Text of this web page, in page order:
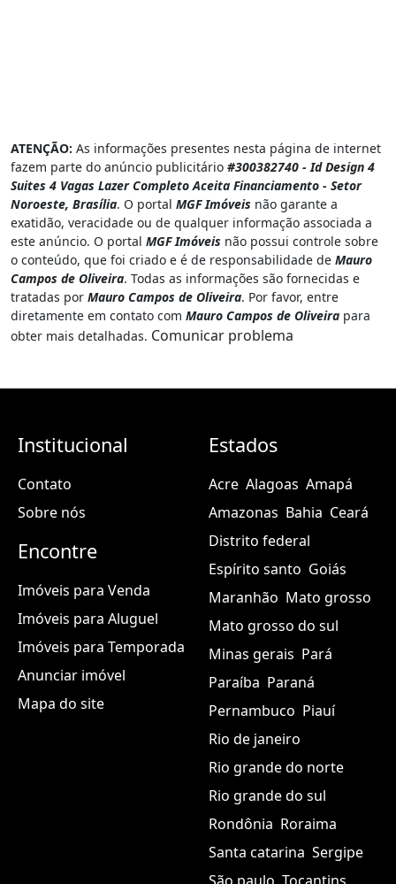
ATENÇÃO: As informações presentes nesta página de internet
fazem parte do anúncio publicitário #300382740 - Id Design 4
Suites 4 Vagas Lazer Completo Aceita Financiamento - Setor
Noroeste, Brasília. O portal MGF Imóveis não garante a
exatidão, veracidade ou de qualquer informação associada a
este anúncio. O portal MGF Imóveis não possui controle sobre
o conteúdo, que foi criado e é de responsabilidade de Mauro
Campos de Oliveira. Todas as informações são fornecidas e
tratadas por Mauro Campos de Oliveira. Por favor, entre
diretamente em contato com Mauro Campos de Oliveira para
obter mais detalhadas. Comunicar problema
Institucional
Contato
Sobre nós
Encontre
Imóveis para Venda
Imóveis para Aluguel
Imóveis para Temporada
Anunciar imóvel
Mapa do site
Estados
Acre Alagoas Amapá
Amazonas Bahia Ceará
Distrito federal
Espírito santo Goiás
Maranhão Mato grosso
Mato grosso do sul
Minas gerais Pará
Paraíba Paraná
Pernambuco Piauí
Rio de janeiro
Rio grande do norte
Rio grande do sul
Rondônia Roraima
Santa catarina Sergipe